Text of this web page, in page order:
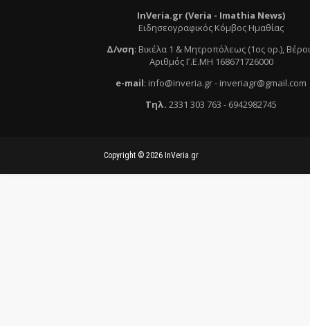
InVeria.gr (Veria - Ιmathia News)
Ειδησεογραφικός Κόμβος Ημαθίας
Δ/νση: Βικέλα 1 & Μητροπόλεως (1ος ορ.),
Αριθμός Γ.Ε.ΜΗ 168671726000
e-mail: info@inveria.gr- inveriagr@gmail.com
Τηλ. 2331 303 763 - 6942982745
Copyright © 2026 InVeria.gr